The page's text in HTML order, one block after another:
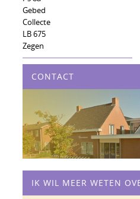
Gebed
Collecte
LB 675
Zegen
CONTACT
IK WIL MEER WETEN